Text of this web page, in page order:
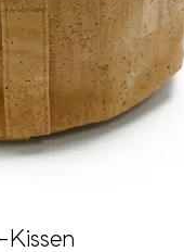
Kissen